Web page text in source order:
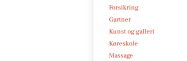
Forsikring
Gartner
Kunst og galleri
Køreskole
Massage